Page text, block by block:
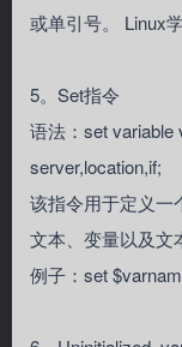
或单引号。 Linux
5。Set指令
语法：set variable
server,location,if;
该指令用于定义一
文本、变量以及文
例子：set